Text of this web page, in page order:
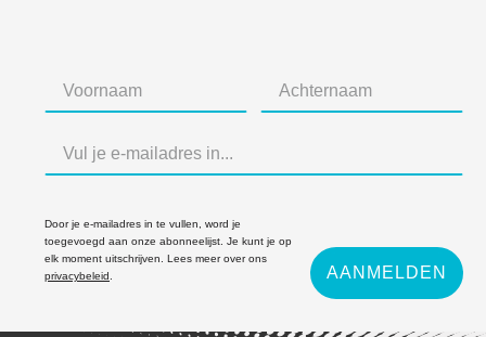
Door je e-mailadres in te vullen, word je
toegevoegd aan onze abonneelijst. Je kunt je op
elk moment uitschrijven. Lees meer over ons
privacybeleid
AANMELDEN